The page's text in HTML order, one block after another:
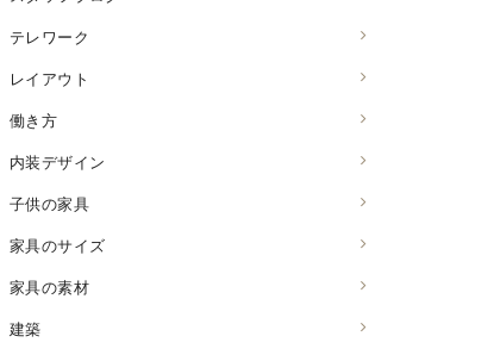
テレワーク
レイアウト
働き方
内装デザイン
子供の家具
家具のサイズ
家具の素材
建築